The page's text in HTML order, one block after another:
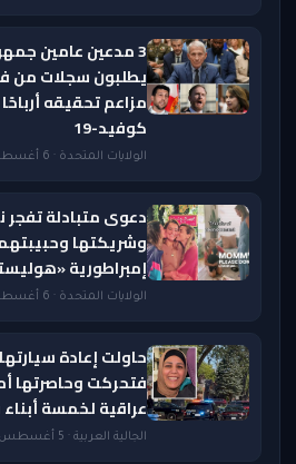
3 مدعين عامين
يطلبون سجلات من
مزاعم تحقيقه
كوفيد-19
الولايات المتحدة · 6 أغسطس 2026 — 11:50 AM
دعوى متبادلة تفجر
وشريكتها
إمبراطورية
الولايات المتحدة · 6 أغسطس 2026 — 7:20 AM
حاولت إعادة
فتحركت وحاصرتها
عراقية لخمسة
الجالية العربية · 5 أغسطس 2026 — 1:50 PM